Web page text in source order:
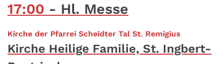
17:00 Hl. Messe
Kirche der Pfarrei Scheidter Tal St. Remigius:
Kirche Heilige Familie, St. Ingbert-